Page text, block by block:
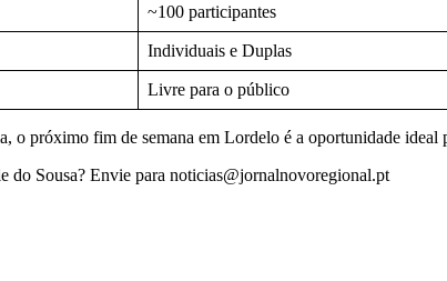
~100 participantes
Individuais e Duplas
Livre para o público
o próximo fim de semana em Lordelo é a oportunidade
do Sousa? Envie para noticias@jornalnovoregional.pt